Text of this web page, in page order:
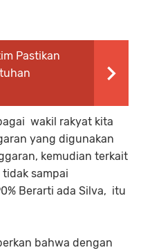
Pastikan
wakil rakyat kita
yang digunakan
kemudian terkait
sampai
Berarti ada Silva, itu
bahwa dengan